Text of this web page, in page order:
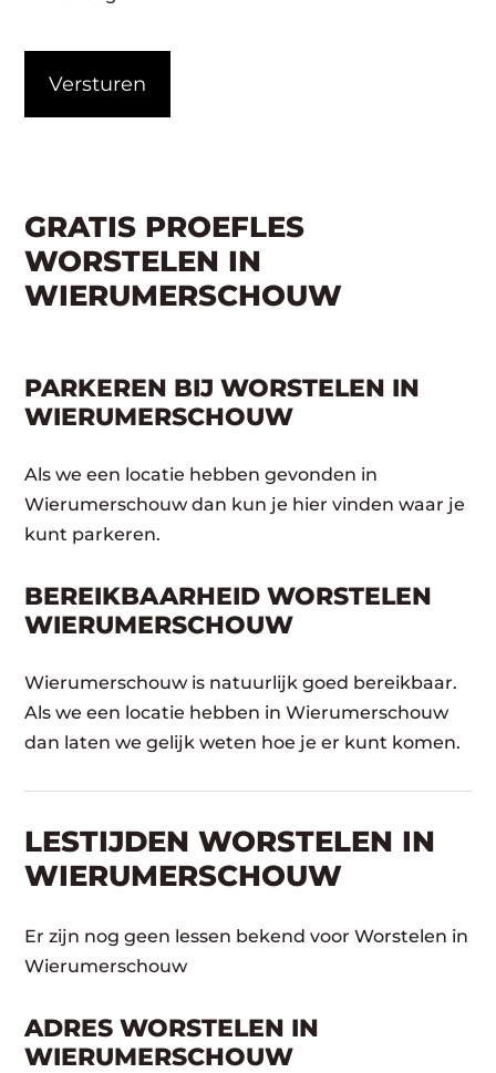
GRATIS PROEFLES
WORSTELEN IN
WIERUMERSCHOUW
PARKEREN BIJ WORSTELEN IN
WIERUMERSCHOUW
Als we een locatie hebben gevonden in
Wierumerschouw dan kun je hier vinden waar je
kunt parkeren.
BEREIKBAARHEID WORSTELEN
WIERUMERSCHOUW
Wierumerschouw is natuurlijk goed bereikbaar.
Als we een locatie hebben in Wierumerschouw
dan laten we gelijk weten hoe je er kunt komen.
LESTIJDEN WORSTELEN IN
WIERUMERSCHOUW
Er zijn nog geen lessen bekend voor Worstelen in
Wierumerschouw
ADRES WORSTELEN IN
WIERUMERSCHOUW